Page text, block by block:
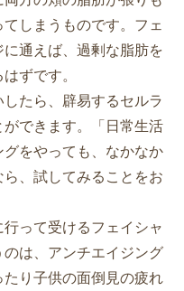
しまうものです。フェ
通えば、過剰な脂肪を
ずです。
たら、辟易するセルラ
できます。「日常生活
をやっても、なかなか
、試してみることをお
って受けるフェイシャ
は、アンチエイジング
り子供の面倒見の疲れ